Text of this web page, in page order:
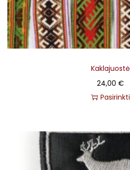
Kaklajuostė
24,00€
Pasirinkti